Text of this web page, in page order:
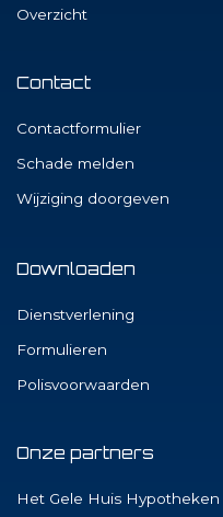
Overzicht
Contact
Contactformulier
Schade melden
Wijziging doorgeven
Downloaden
Dienstverlening
Formulieren
Polisvoorwaarden
Onze partners
Het Gele Huis Hypotheken